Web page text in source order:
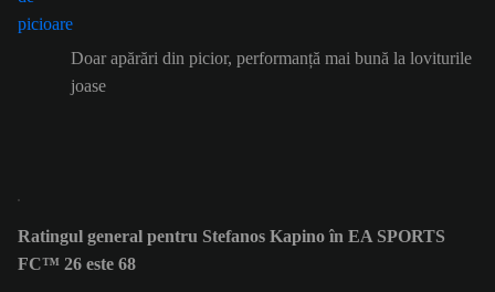
Doar apărări din picior, performanță mai bună la loviturile
joase
Ratingul general pentru Stefanos Kapino în EA SPORTS
FC™ 26 este 68